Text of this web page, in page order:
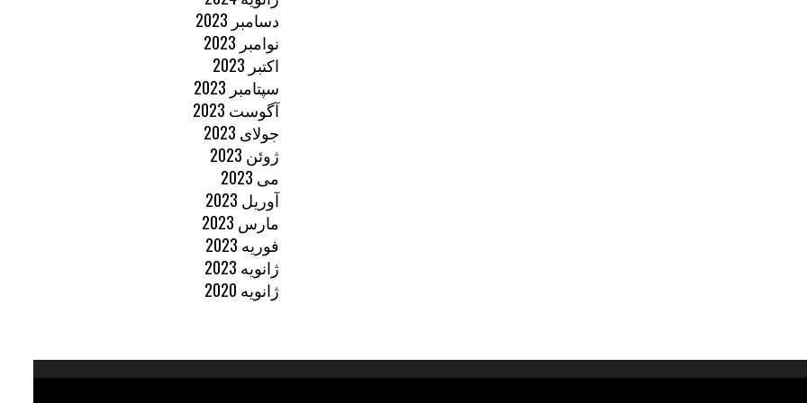
دسامبر 2023
نوامبر 2023
اکتبر 2023
سپتامبر 2023
آگوست 2023
جولای 2023
ژوئن 2023
می 2023
آوریل 2023
مارس 2023
فوریه 2023
ژانویه 2023
ژانویه 2020